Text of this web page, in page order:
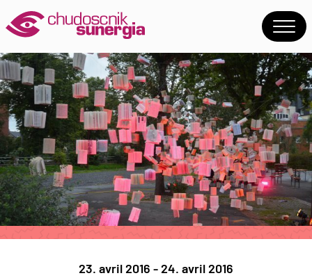
23. avril 2016 - 24. avril 2016